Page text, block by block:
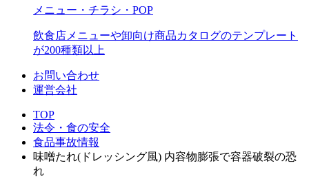
メニュー・チラシ・POP
飲食店メニューや卸向け商品カタログのテンプレート
が200種類以上
お問い合わせ
運営会社
TOP
法令・食の安全
食品事故情報
味噌たれ(ドレッシング風) 内容物膨張で容器破裂の恐
れ